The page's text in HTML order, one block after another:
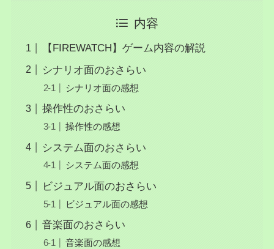
内容
【FIREWATCH】ゲーム内容の解説
シナリオ面のおさらい
シナリオ面の感想
操作性のおさらい
操作性の感想
システム面のおさらい
システム面の感想
ビジュアル面のおさらい
ビジュアル面の感想
音楽面のおさらい
音楽面の感想